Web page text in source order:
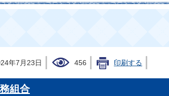
年7月23日 456 印刷する
組合